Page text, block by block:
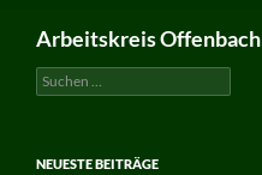
Arbeitskreis Offenbach
Suchen
nach:
NEUESTE BEITRÄGE